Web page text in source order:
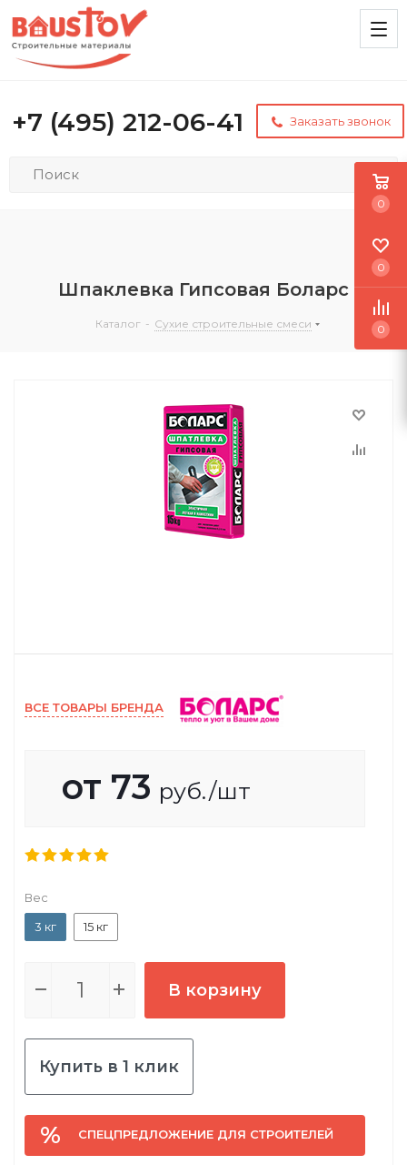
+7 (495) 212-06-41 Заказать звонок
Шпаклевка Гипсовая Боларс
Каталог - Сухие строительные смеси
ВСЕ ТОВАРЫ БРЕНДА
от 73 руб./шт
Вес
3 кг
15 кг
В корзину
Купить в 1 клик
СПЕЦПРЕДЛОЖЕНИЕ ДЛЯ СТРОИТЕЛЕЙ
0
0
0